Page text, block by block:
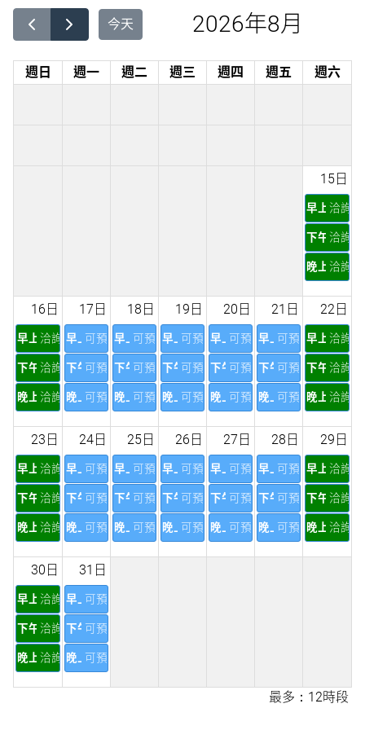
今天 2026年8月
週日 週一 週二 週三 週四 週五 週六
15日
早上 洽詢
下午 洽詢
晚上 洽詢
16日
早上 洽詢
下午 洽詢
晚上 洽詢
17日
早上可預訂
下午可預訂
晚上可預訂
18日
早上可預訂
下午可預訂
晚上可預訂
19日
早上可預訂
下午可預訂
晚上可預訂
20日
早上可預訂
下午可預訂
晚上可預訂
21日
早上可預訂
下午可預訂
晚上可預訂
22日
早上 洽詢
下午 洽詢
晚上 洽詢
23日
早上 洽詢
下午 洽詢
晚上 洽詢
24日
早上可預訂
下午可預訂
晚上可預訂
25日
早上可預訂
下午可預訂
晚上可預訂
26日
早上可預訂
下午可預訂
晚上可預訂
27日
早上可預訂
下午可預訂
晚上可預訂
28日
早上可預訂
下午可預訂
晚上可預訂
29日
早上 洽詢
下午 洽詢
晚上 洽詢
30日
早上 洽詢
下午 洽詢
晚上 洽詢
31日
早上可預訂
下午可預訂
晚上可預訂
最多：12時段